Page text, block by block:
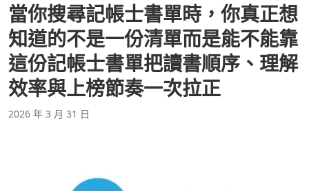
當你搜尋記帳士書單時，你真正想
知道的不是一份清單而是能不能靠
這份記帳士書單把讀書順序、理解
效率與上榜節奏一次拉正
2026 年 3 月 31 日